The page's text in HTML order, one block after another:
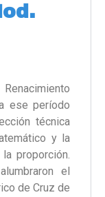
ese período
técnica
y la
proporción.
el
de Cruz de